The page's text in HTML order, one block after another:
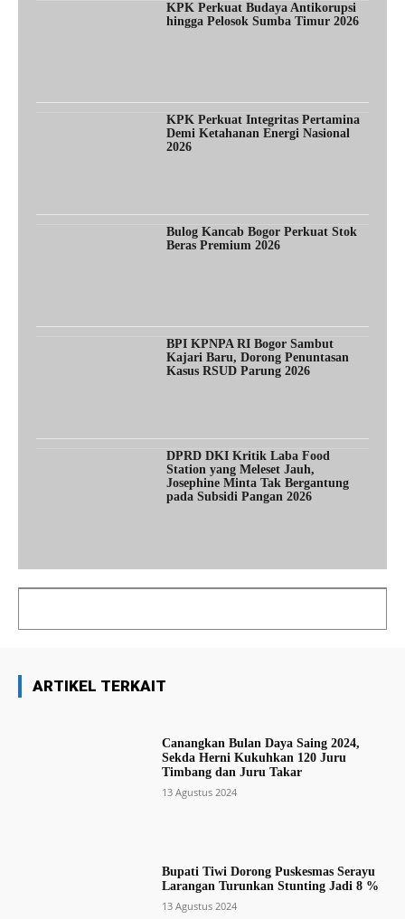
KPK Perkuat Budaya Antikorupsi
hingga Pelosok Sumba Timur 2026
KPK Perkuat Integritas Pertamina
Demi Ketahanan Energi Nasional
2026
Bulog Kancab Bogor Perkuat Stok
Beras Premium 2026
BPI KPNPA RI Bogor Sambut
Kajari Baru, Dorong Penuntasan
Kasus RSUD Parung 2026
DPRD DKI Kritik Laba Food
Station yang Meleset Jauh,
Josephine Minta Tak Bergantung
pada Subsidi Pangan 2026
ARTIKEL TERKAIT
Canangkan Bulan Daya Saing 2024,
Sekda Herni Kukuhkan 120 Juru
Timbang dan Juru Takar
13 Agustus 2024
Bupati Tiwi Dorong Puskesmas Serayu
Larangan Turunkan Stunting Jadi 8 %
13 Agustus 2024